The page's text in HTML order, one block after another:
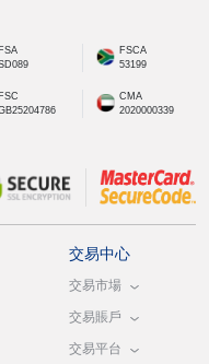
FSA
FSCA
53199
FSC
CMA
2020000339
交易中心
交易市場
交易賬戶
交易平台